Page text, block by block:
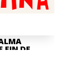
FIN DE